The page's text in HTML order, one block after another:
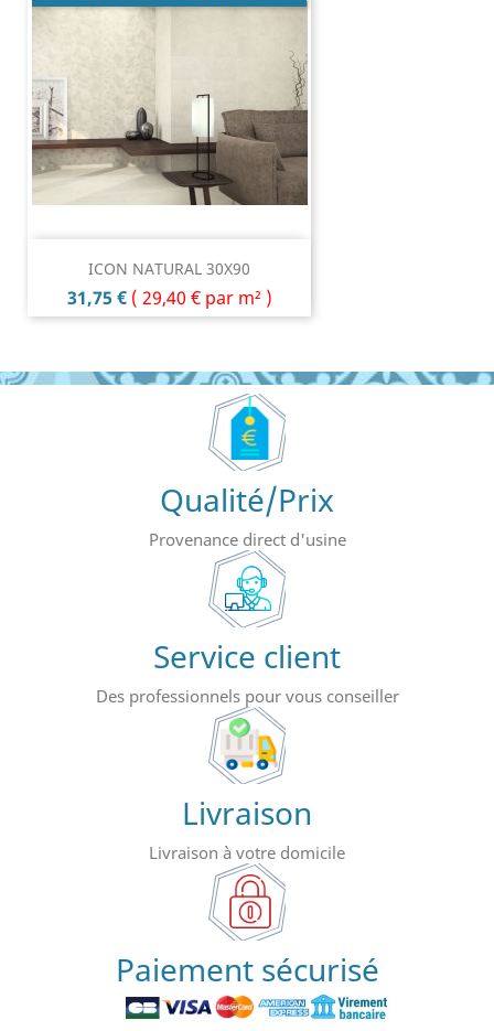
ICON NATURAL 30X90
Prix
31,75 € ( 29,40 € par m² )
Qualité/Prix
Provenance direct d'usine
Service client
Des professionnels pour vous conseiller
Livraison
Livraison à votre domicile
Paiement sécurisé